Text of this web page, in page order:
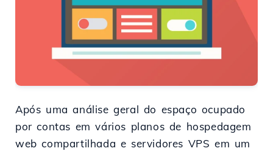
Após uma análise geral do espaço ocupado
por contas em vários planos de hospedagem
web compartilhada e servidores VPS em um